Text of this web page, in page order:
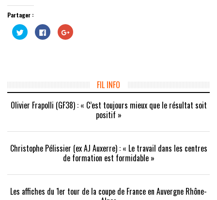
Partager :
Cliquez
pour
partager
Cliquez
pour
partager
Cliquez
pour
fenêtre)
FIL INFO
Olivier Frapolli (GF38) : « C’est toujours mieux que le résultat soit
positif »
Christophe Pélissier (ex AJ Auxerre) : « Le travail dans les centres
de formation est formidable »
Les affiches du 1er tour de la coupe de France en Auvergne Rhône-